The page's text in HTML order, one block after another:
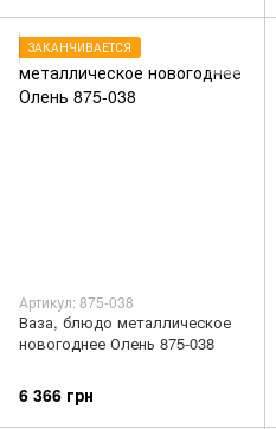
ЗАКАНЧИВАЕТСЯ
Артикул: 875-038
Ваза, блюдо металлическое
новогоднее Олень 875-038
6 366 грн